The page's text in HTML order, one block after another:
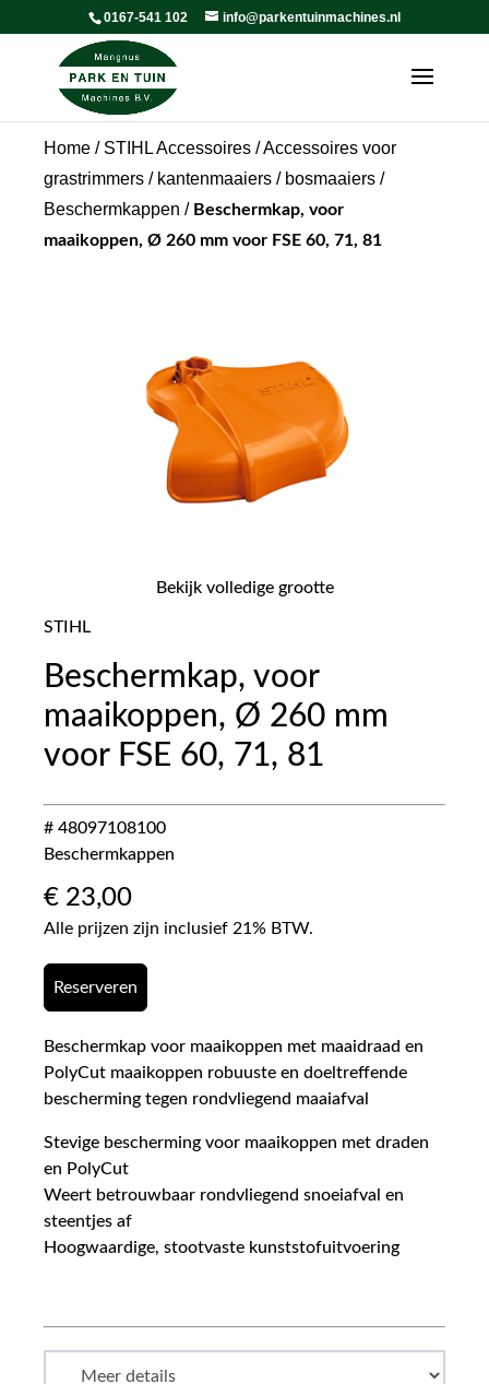
0167-541 102 info@parkentuinmachines.nl
Home / STIHL Accessoires /Accessoires voor
grastrimmers / kantenmaaiers / bosmaaiers /
Beschermkappen / Beschermkap, voor
maaikoppen, Ø 260 mm voor FSE 60, 71, 81
Bekijk volledige grootte
STIHL
Beschermkap, voor
maaikoppen, Ø 260 mm
voor FSE 60, 71, 81
# 48097108100
Beschermkappen
€ 23,00
Alle prijzen zijn inclusief 21% BTW.
Reserveren
Beschermkap voor maaikoppen met maaidraad en
PolyCut maaikoppen robuuste en doeltreffende
bescherming tegen rondvliegend maaiafval
Stevige bescherming voor maaikoppen met draden
en PolyCut
Weert betrouwbaar rondvliegend snoeiafval en
steentjes af
Hoogwaardige, stootvaste kunststofuitvoering